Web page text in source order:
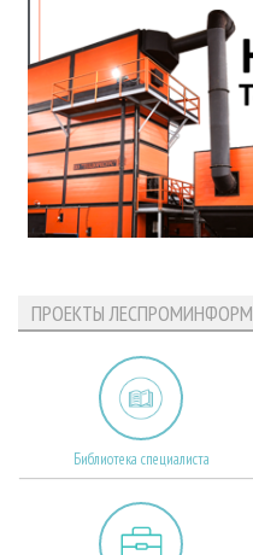
ПРОЕКТЫ ЛЕСПРОМИНФОРМ
Библиотека специалиста